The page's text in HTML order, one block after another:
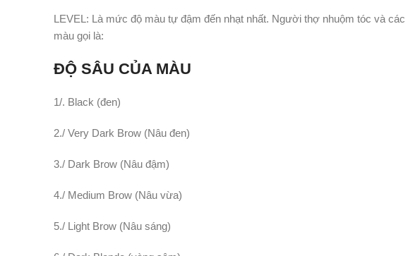
LEVEL: Là mức độ màu tự đậm đến nhạt nhất. Người thợ nhuộm tóc và
màu gọi là:
ĐỘ SÂU CỦA MÀU
1/. Black (đen)
2./ Very Dark Brow (Nâu đen)
3./ Dark Brow (Nâu đậm)
4./ Medium Brow (Nâu vừa)
5./ Light Brow (Nâu sáng)